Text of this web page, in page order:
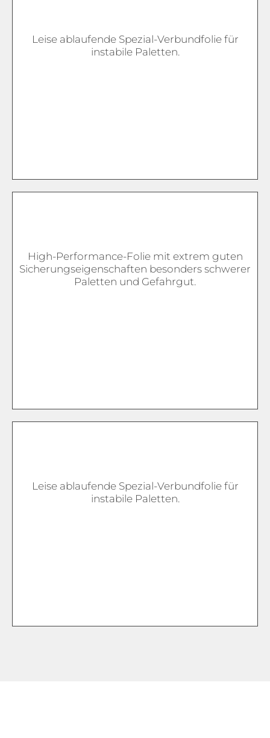
Leise ablaufende Spezial-Verbundfolie für
instabile Paletten.
High-Performance-Folie mit extrem guten
Sicherungseigenschaften besonders schwerer
Paletten und Gefahrgut.
Leise ablaufende Spezial-Verbundfolie für
instabile Paletten.